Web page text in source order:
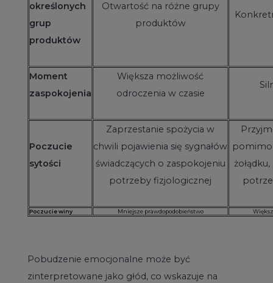
określonych
grup
produktów
Otwartość na różne grupy
produktów
Moment
zaspokojenia
Większa możliwość
odroczenia w czasie
Poczucie
sytości
Zaprzestanie spożycia w
chwili pojawienia się sygnałów
świadczących o zaspokojeniu
potrzeby fizjologicznej
pomimo
Poczucie winy Mniejsze prawdopodobieństwo
Pobudzenie emocjonalne może być
zinterpretowane jako głód, co wskazuje na